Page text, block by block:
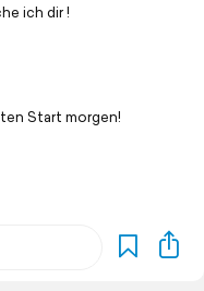
ich dir !
Start morgen!